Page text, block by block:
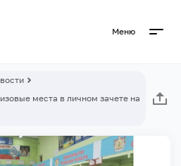
Меню
места в личном зачете на